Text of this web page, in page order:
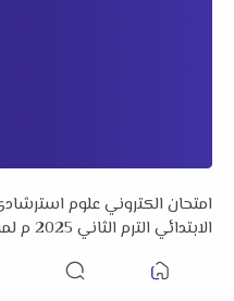
امتحان الكتروني علوم
الابتدائي الترم الثاني 2025 م لمستر نبيل التميمي